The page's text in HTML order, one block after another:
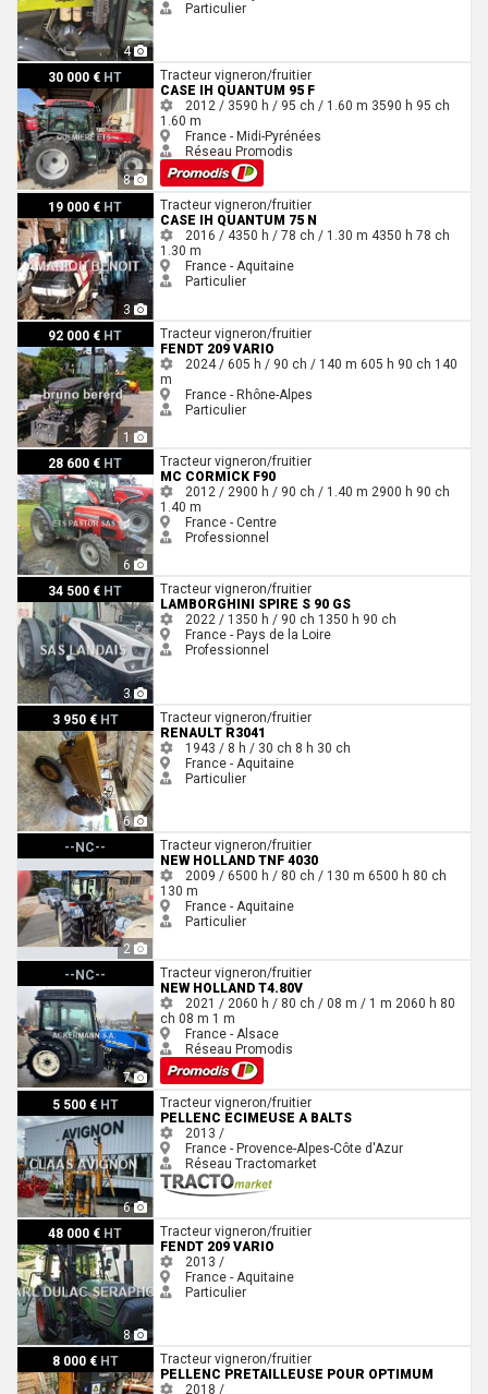
4
Particulier
30 000 € HT
8
Case IH Quantum 95 F
Tracteur vigneron/fruitier
CASE IH QUANTUM 95 F
2012 / 3590 h / 95 ch / 1.60 m 3590 h 95 ch
1.60 m
France - Midi-Pyrénées
Réseau Promodis
19 000 € HT
3
Case IH Quantum 75 N
Tracteur vigneron/fruitier
CASE IH QUANTUM 75 N
2016 / 4350 h / 78 ch / 1.30 m 4350 h 78 ch
1.30 m
France - Aquitaine
Particulier
92 000 € HT
1
Fendt 209 VARIO
Tracteur vigneron/fruitier
FENDT 209 VARIO
2024 / 605 h / 90 ch / 140 m 605 h 90 ch 140
m
France - Rhône-Alpes
Particulier
28 600 € HT
6
Mc Cormick F90
Tracteur vigneron/fruitier
MC CORMICK F90
2012 / 2900 h / 90 ch / 1.40 m 2900 h 90 ch
1.40 m
France - Centre
Professionnel
34 500 € HT
3
Lamborghini Spire S 90 gsTracteur vigneron/fruitier
LAMBORGHINI SPIRE S 90 GS
2022 / 1350 h / 90 ch 1350 h 90 ch
France - Pays de la Loire
Professionnel
3 950 € HT
6
Renault R3041
Tracteur vigneron/fruitier
RENAULT R3041
1943 / 8 h / 30 ch 8 h 30 ch
France - Aquitaine
Particulier
--NC--
2
New Holland TNF 4030
Tracteur vigneron/fruitier
NEW HOLLAND TNF 4030
2009 / 6500 h / 80 ch / 130 m 6500 h 80 ch
130 m
France - Aquitaine
Particulier
--NC--
7
New Holland T4.80V
Tracteur vigneron/fruitier
NEW HOLLAND T4.80V
2021 / 2060 h / 80 ch / 08 m / 1 m 2060 h 80
ch 08 m 1 m
France - Alsace
Réseau Promodis
5 500 € HT
6
Pellenc ECIMEUSE A BALTSTracteur vigneron/fruitier
PELLENC ECIMEUSE A BALTS
2013 /
France - Provence-Alpes-Côte d'Azur
Réseau Tractomarket
48 000 € HT
8
Fendt 209 VARIO
Tracteur vigneron/fruitier
FENDT 209 VARIO
2013 /
France - Aquitaine
Particulier
8 000 € HT
Pellenc PRETAILLEUSE POUR OPTIMUM
Tracteur vigneron/fruitier
PELLENC PRETAILLEUSE POUR OPTIMUM
2018 /